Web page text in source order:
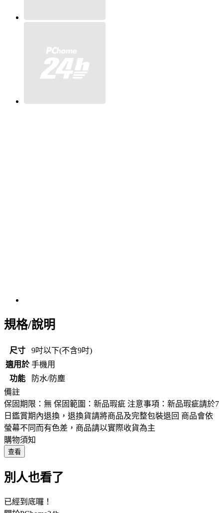
規格/說明
尺寸
9吋以下(不含9吋)
適用於 手機用
功能
防水/防塵
備註
保固期限：無 保固範圍：新品瑕疵 注意事項：新品瑕疵請於7
日鑑賞期內退換，退換貨請將商品及完整包裝退回 商品會依
螢幕不同而有色差，商品請以實際收貨為主
購物須知
查看
別人也看了
已經到底囉！